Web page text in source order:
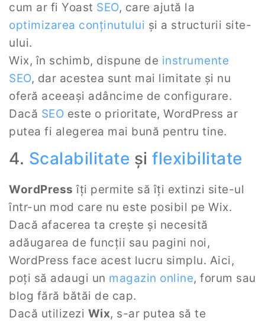
cum ar fi Yoast SEO, care ajută la
optimizarea conținutului și a structurii site-
ului.
Wix, în schimb, dispune de instrumente
SEO, dar acestea sunt mai limitate și nu
oferă aceeași adâncime de configurare.
Dacă SEO este o prioritate, WordPress ar
putea fi alegerea mai bună pentru tine.
4. Scalabilitate și flexibilitate
WordPress îți permite să îți extinzi site-ul
într-un mod care nu este posibil pe Wix.
Dacă afacerea ta crește și necesită
adăugarea de funcții sau pagini noi,
WordPress face acest lucru simplu. Aici,
poți să adaugi un magazin online, forum sau
blog fără bătăi de cap.
Dacă utilizezi Wix, s-ar putea să te